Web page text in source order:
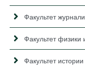
Факультет
Факультет физики
Факультет